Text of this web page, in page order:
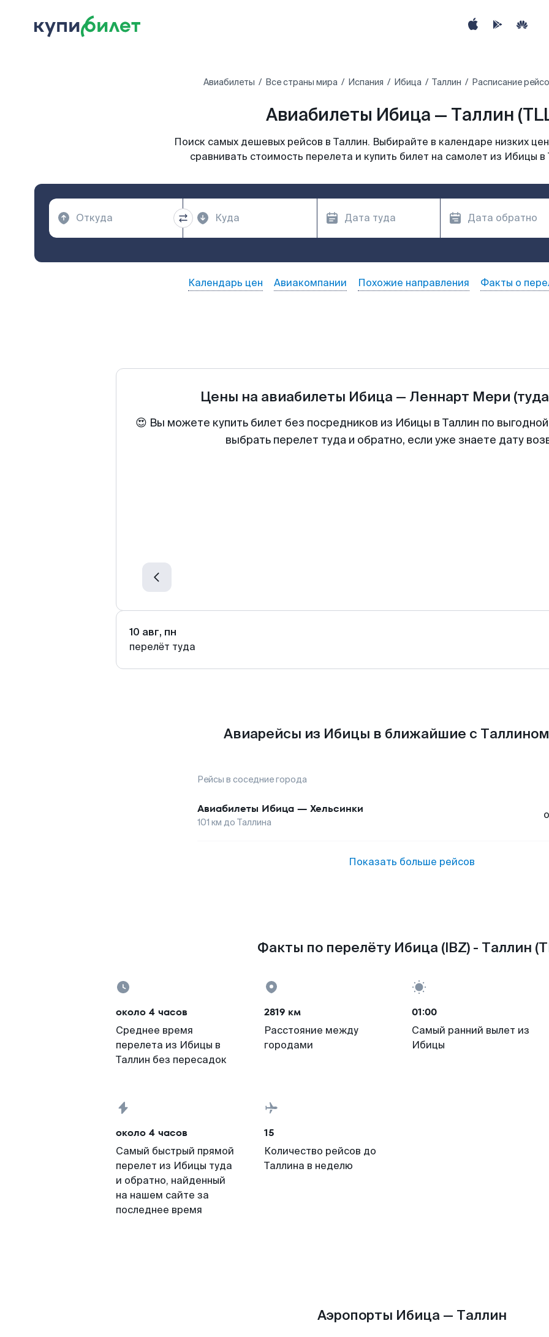
Авиабилеты Все страны мира Испания Ибица Таллин Расписание
Авиабилеты Ибица — Таллин
Поиск самых дешевых рейсов в Таллин. Выбирайте в календаре низких
сравнивать стоимость перелета и купить билет на самолет из Ибицы в
Календарь цен Авиакомпании Похожие направления Факты о
Цены на авиабилеты Ибица — Леннарт Мери
😍 Вы можете купить билет без посредников из Ибицы в Таллин по
выбрать перелет туда и обратно, если уже знаете дату
10 авг, пн
перелёт туда
Авиарейсы из Ибицы в ближайшие с
Рейсы в соседние города
Авиабилеты Ибица — Хельсинки
101 км до Таллина
Показать больше рейсов
Факты по перелёту Ибица (IBZ) - Таллин
около 4 часов
Среднее время
перелета из Ибицы в
Таллин без пересадок
2819 км
Расстояние между
городами
01:00
Самый ранний вылет из
Ибицы
около 4 часов
Самый быстрый прямой
перелет из Ибицы туда
и обратно, найденный
на нашем сайте за
последнее время
15
Количество рейсов до
Таллина в неделю
Аэропорты Ибица — Таллин